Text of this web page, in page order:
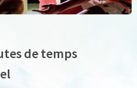
de temps